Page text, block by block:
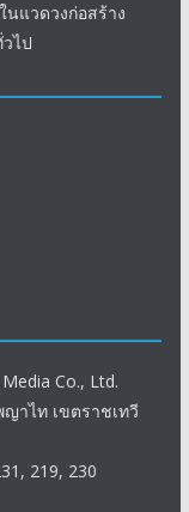
แวดวงก่อสร้าง
ไป
Co., Ltd.
าไท เขตราชเทวี
219, 230